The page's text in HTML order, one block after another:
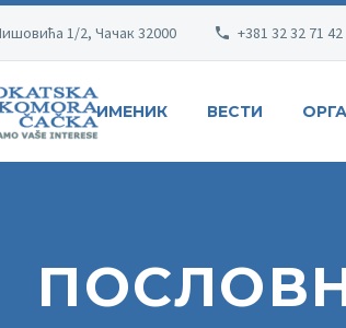
1/2, Чачак 32000 +381 32 32 71 42
ИМЕНИК ВЕСТИ